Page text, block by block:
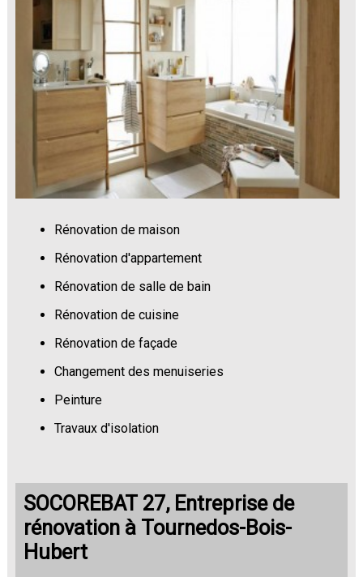
Rénovation de maison
Rénovation d'appartement
Rénovation de salle de bain
Rénovation de cuisine
Rénovation de façade
Changement des menuiseries
Peinture
Travaux d'isolation
SOCOREBAT 27, Entreprise de
rénovation à Tournedos-Bois-
Hubert